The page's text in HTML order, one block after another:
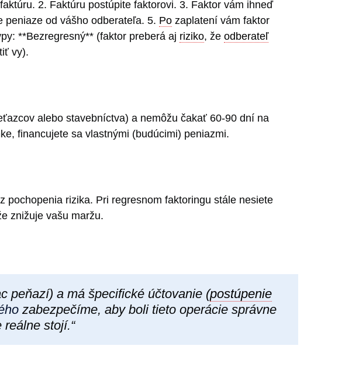
2. Faktúru postúpite faktorovi. 3. Faktor vám ihneď
peniaze od vášho odberateľa. 5. Po zaplatení vám faktor
**Bezregresný** (faktor preberá aj riziko, že odberateľ
vy).
alebo stavebníctva) a nemôžu čakať 60-90 dní na
financujete sa vlastnými (budúcimi) peniazmi.
pochopenia rizika. Pri regresnom faktoringu stále nesiete
znižuje vašu maržu.
peňazí) a má špecifické účtovanie (postúpenie
zabezpečíme, aby boli tieto operácie správne
stojí.“